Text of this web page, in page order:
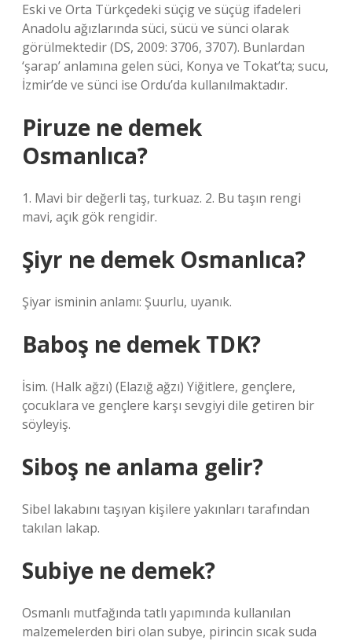
Eski ve Orta Türkçedeki süçig ve süçüg ifadeleri
Anadolu ağızlarında süci, sücü ve sünci olarak
görülmektedir (DS, 2009: 3706, 3707). Bunlardan
‘şarap’ anlamına gelen süci, Konya ve Tokat’ta; sucu,
İzmir’de ve sünci ise Ordu’da kullanılmaktadır.
Piruze ne demek
Osmanlıca?
1. Mavi bir değerli taş, turkuaz. 2. Bu taşın rengi
mavi, açık gök rengidir.
Şiyr ne demek Osmanlıca?
Şiyar isminin anlamı: Şuurlu, uyanık.
Baboş ne demek TDK?
İsim. (Halk ağzı) (Elazığ ağzı) Yiğitlere, gençlere,
çocuklara ve gençlere karşı sevgiyi dile getiren bir
söyleyiş.
Siboş ne anlama gelir?
Sibel lakabını taşıyan kişilere yakınları tarafından
takılan lakap.
Subiye ne demek?
Osmanlı mutfağında tatlı yapımında kullanılan
malzemelerden biri olan subye, pirincin sıcak suda